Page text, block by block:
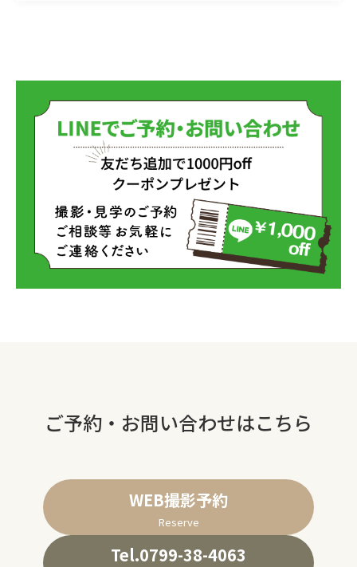
ご予約・お問い合わせはこちら
WEB撮影予約
Reserve
Tel.0799-38-4063